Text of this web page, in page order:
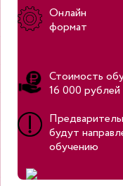
Онлайн
формат
Стоимость
16 000 рублей
будут
обучению